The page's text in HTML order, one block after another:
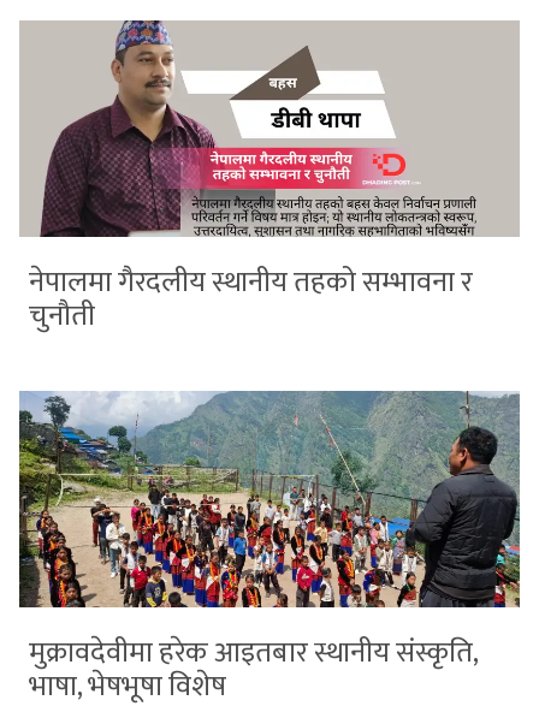
नेपालमा गैरदलीय स्थानीय तहको सम्भावना र
चुनौती
मुक्रावदेवीमा हरेक आइतबार स्थानीय संस्कृति,
भाषा, भेषभूषा विशेष